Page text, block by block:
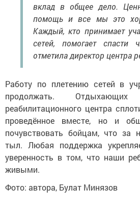
вклад в общее дело.
помощь и все мы это
Каждый, кто принимает
сетей, помогает спасти
отметила директор центра
Работу по плетению сетей в
продолжать.
реабилитационного центра
проведённое вместе, но и
почувствовать бойцам, что за
тыл. Любая поддержка
уверенность в том, что наши
живыми.
Фото: автора, Булат Минязов